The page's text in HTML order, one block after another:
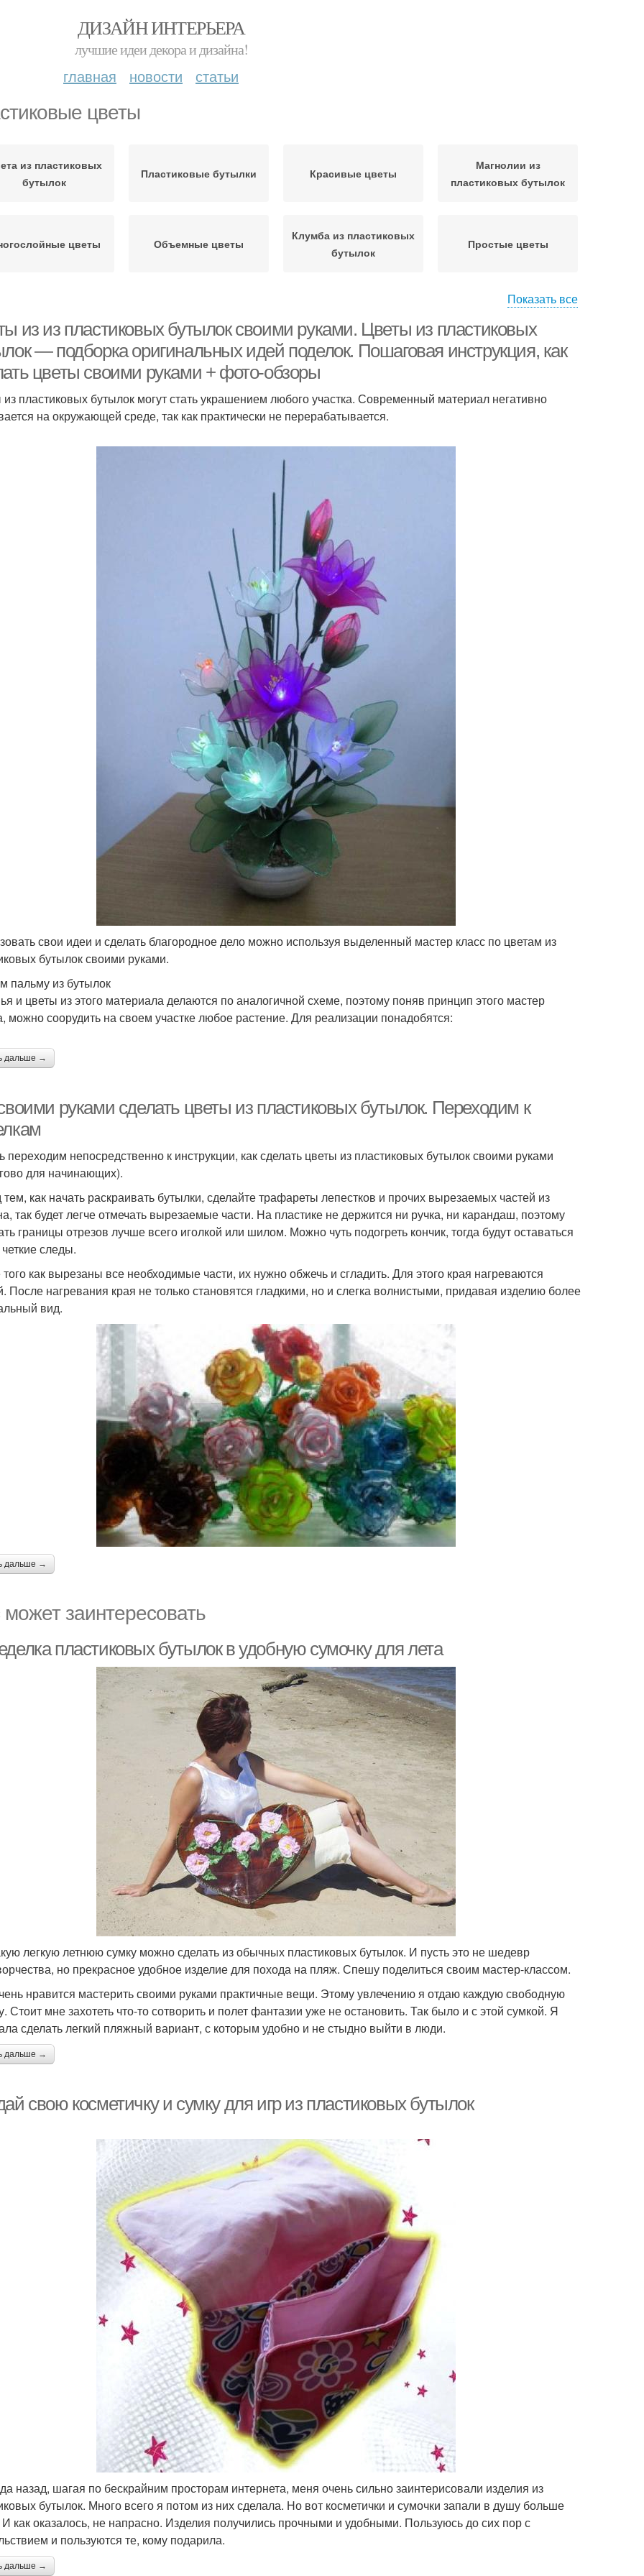
ДИЗАЙН ИНТЕРЬЕРА
лучшие идеи декора и дизайна!
главная новости статьи
цветы
из пластиковых
бутылок
Пластиковые бутылки Красивые цветы
Магнолии из
пластиковых бутылок
цветы Объемные цветы
Клумба из пластиковых
бутылок
Простые цветы
пластиковых бутылок
Показать все
из из пластиковых бутылок своими руками. Цветы из пластиковых
— подборка оригинальных идей поделок. Пошаговая инструкция, как
цветы своими руками + фото-обзоры
пластиковых бутылок могут стать украшением любого участка. Современный материал негативно
на окружающей среде, так как практически не перерабатывается.
свои идеи и сделать благородное дело можно используя выделенный мастер класс по цветам из
бутылок своими руками.
пальму из бутылок
и цветы из этого материала делаются по аналогичной схеме, поэтому поняв принцип этого мастер
можно соорудить на своем участке любое растение. Для реализации понадобятся:
дальше →
руками сделать цветы из пластиковых бутылок. Переходим к
переходим непосредственно к инструкции, как сделать цветы из пластиковых бутылок своими руками
для начинающих).
как начать раскраивать бутылки, сделайте трафареты лепестков и прочих вырезаемых частей из
так будет легче отмечать вырезаемые части. На пластике не держится ни ручка, ни карандаш, поэтому
границы отрезов лучше всего иголкой или шилом. Можно чуть подогреть кончик, тогда будут оставаться
следы.
как вырезаны все необходимые части, их нужно обжечь и сгладить. Для этого края нагреваются
После нагревания края не только становятся гладкими, но и слегка волнистыми, придавая изделию более
вид.
дальше →
заинтересовать
пластиковых бутылок в удобную сумочку для лета
легкую летнюю сумку можно сделать из обычных пластиковых бутылок. И пусть это не шедевр
но прекрасное удобное изделие для похода на пляж. Спешу поделиться своим мастер-классом.
нравится мастерить своими руками практичные вещи. Этому увлечению я отдаю каждую свободную
Стоит мне захотеть что-то сотворить и полет фантазии уже не остановить. Так было и с этой сумкой. Я
сделать легкий пляжный вариант, с которым удобно и не стыдно выйти в люди.
дальше →
свою косметичку и сумку для игр из пластиковых бутылок
назад, шагая по бескрайним просторам интернета, меня очень сильно заинтерисовали изделия из
бутылок. Много всего я потом из них сделала. Но вот косметички и сумочки запали в душу больше
И как оказалось, не напрасно. Изделия получились прочными и удобными. Пользуюсь до сих пор с
и пользуются те, кому подарила.
дальше →